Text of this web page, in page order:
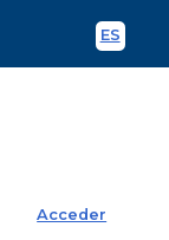
ES
Acceder